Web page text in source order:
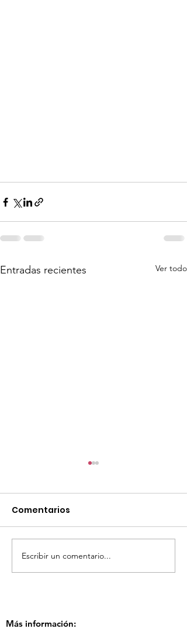
Entradas recientes Ver todo
TourTravelynByFraveo
participó en la
Comentarios
Escribir un comentario...
Más información: